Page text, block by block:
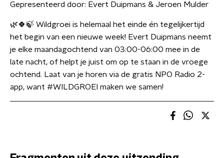
Gepresenteerd door: Evert Duipmans & Jeroen Mulder
🌿🍀🍃 Wildgroei is helemaal het einde én tegelijkertijd
het begin van een nieuwe week! Evert Duipmans neemt
je elke maandagochtend van 03:00-06:00 mee in de
late nacht, of helpt je juist om op te staan in de vroege
ochtend. Laat van je horen via de gratis NPO Radio 2-
app, want #WILDGROEI maken we samen!